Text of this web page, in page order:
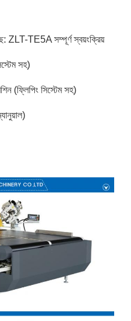
ZLT-TE5A সম্পূর্ণ স্বয়ংক্রিয়
সহ)
(ফ্লিপিং সিস্টেম সহ)